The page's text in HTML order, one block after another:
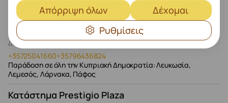
Ηλεκτρονικό κατάστημα
Δευ - Παρ, 09:00 - 20:00, Σαβ - Κυρ, 10:00 - 19:00
+35725041660+35796436824
Παράδοση σε όλη την Κυπριακή Δημοκρατία: Λευκωσία,
Λεμεσός, Λάρνακα, Πάφος
Κατάστημα Prestigio Plaza
Απόρριψη όλων
Δέχομαι
Ρυθμίσεις